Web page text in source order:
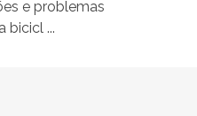
e problemas
bicicl ...